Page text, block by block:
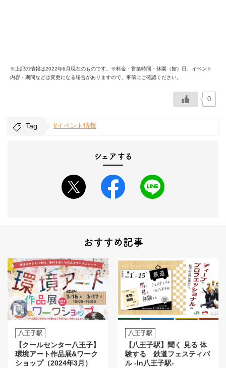
※上記の情報は2022年6月現在のものです。※料金・営業時間・休園（館）日、イベント
内容・期間などは変更になる場合がありますので、事前にご確認ください。
0
Tag #イベント情報
シェアする
おすすめ記事
八王子駅
【クールセンター八王子】
環境アート作品展&ワーク
ショップ（2024年3月）
八王子駅
【八王子駅】聞く 見る 体
験する 鉄道フェスティバ
ル -In八王子駅-